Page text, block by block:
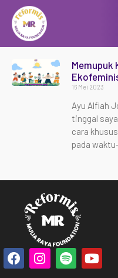
Memupuk
16 Mei 2023
Ayu Alfiah
tinggal
cara
pada